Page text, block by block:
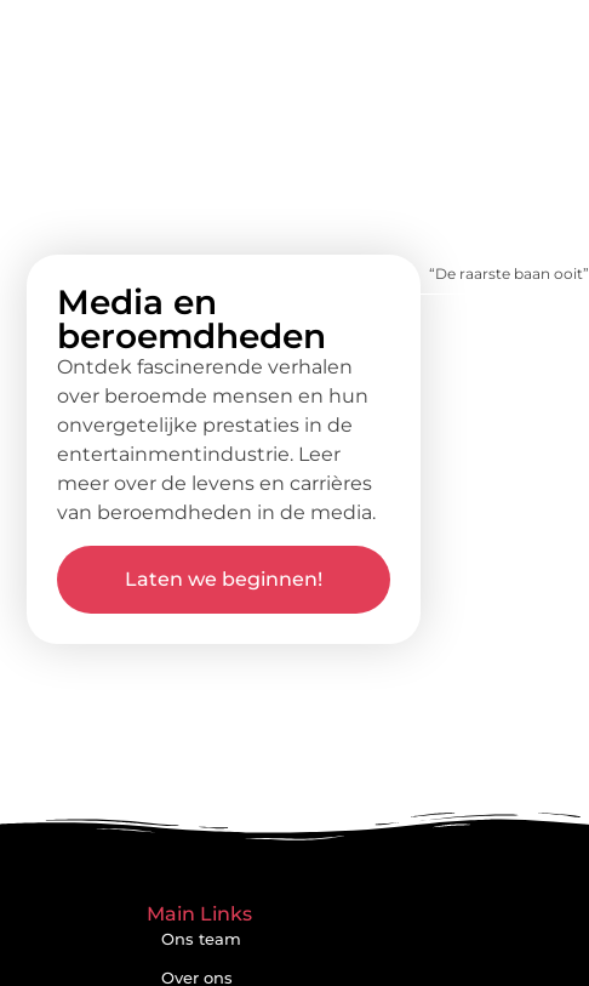
Media en
beroemdheden
Ontdek fascinerende verhalen
over beroemde mensen en hun
onvergetelijke prestaties in de
entertainmentindustrie. Leer
meer over de levens en carrières
van beroemdheden in de media.
Laten we beginnen!
“De raarste baan ooit”
Main Links
Ons team
Over ons